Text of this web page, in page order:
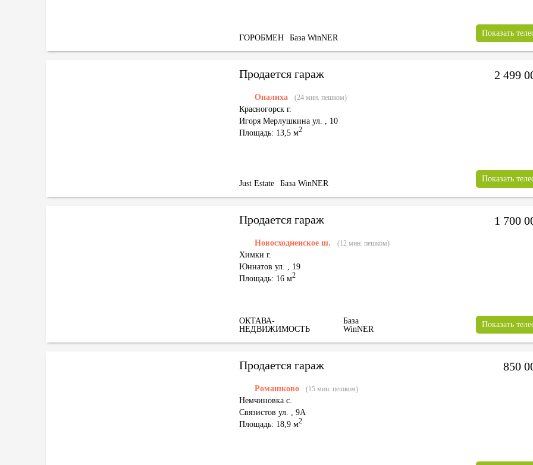
ГОРОБМЕН База WinNER
Показать
Продается гараж
Опалиха (24 мин. пешком)
Красногорск г.
Игоря Мерлушкина ул. , 10
Площадь: 13,5 м2
2 499
Just Estate База WinNER
Показать
Продается гараж
Новосходненское ш. (12 мин. пешком)
Химки г.
Юннатов ул. , 19
Площадь: 16 м2
1 700
ОКТАВА-
НЕДВИЖИМОСТЬ
База
WinNER
Показать
Продается гараж
Ромашково (15 мин. пешком)
Немчиновка с.
Связистов ул. , 9А
Площадь: 18,9 м2
850